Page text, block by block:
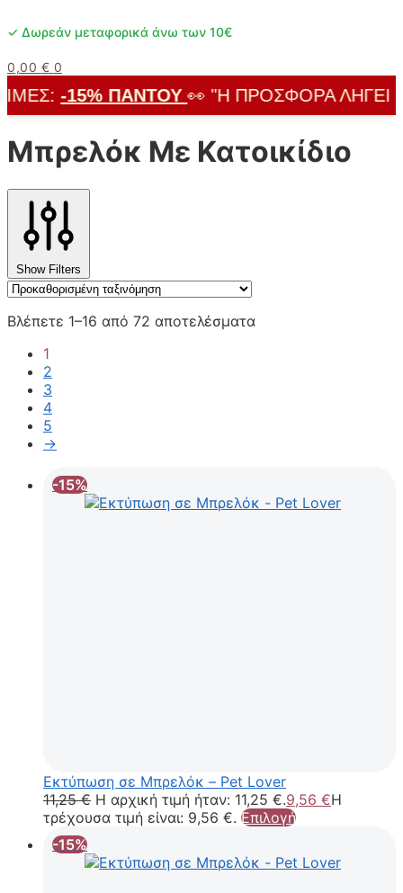
✓ Δωρεάν μεταφορικά άνω των 10€
0,00 € 0
-15% ΠΑΝΤΟΎ👀 "Η ΠΡΟΣΦΟΡΆ ΛΉΓΕΙ
Μπρελόκ Με Κατοικίδιο
Show Filters
Βλέπετε 1–16 από 72 αποτελέσματα
1
2
3
4
5
→
-15%
Εκτύπωση σε Μπρελόκ – Pet Lover
11,25€ Η αρχική τιμή ήταν: 11,25 €.9,56 €Η
τρέχουσα τιμή είναι: 9,56 €. Επιλογή
-15%